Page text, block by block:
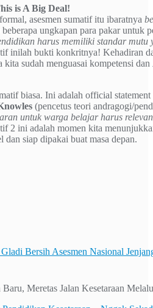
is A Big Deal!
asesmen sumatif itu ibaratnya
ungkapan para pakar untuk
harus memiliki standar mutu
inilah bukti konkritnya! Kehadiran
sudah menguasai kompetensi dan
biasa. Ini adalah official
(pencetus teori andragogi/
untuk warga belajar harus
2 ini adalah momen kita
dan siap dipakai buat masa depan.
Bersih Asesmen Nasional
Baru, Meretas Jalan Kesetaraan